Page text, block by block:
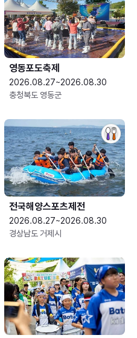
영동포도축제
2026.08.27~2026.08.30
충청북도 영동군
전국해양스포츠제전
2026.08.27~2026.08.30
경상남도 거제시